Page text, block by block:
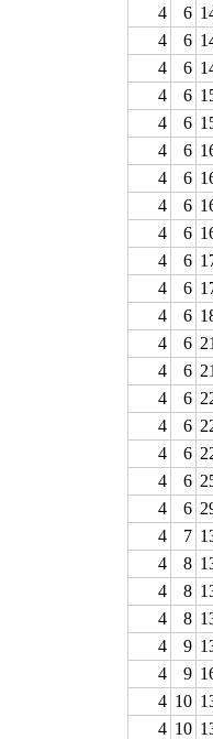
4 6
4
6
4
6
4
6
4
6
4
6
4
6
4
6
4
6
4
6
4
6
4
6
4
6 21
4
6 21
4
6
4
6
4
6
4
6
4
6
4
7
4
8
4
8
4
8
4
9
4
9
4 10
4 10